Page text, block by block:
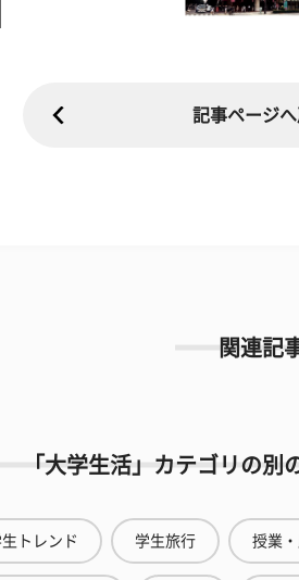
記事ページ
関連記
「大学生活」カテゴリの別
生トレンド 学生旅行 授業